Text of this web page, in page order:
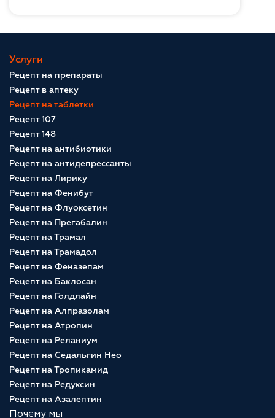
Услуги
Рецепт на препараты
Рецепт в аптеку
Рецепт на таблетки
Рецепт 107
Рецепт 148
Рецепт на антибиотики
Рецепт на антидепрессанты
Рецепт на Лирику
Рецепт на Фенибут
Рецепт на Флуоксетин
Рецепт на Прегабалин
Рецепт на Трамал
Рецепт на Трамадол
Рецепт на Феназепам
Рецепт на Баклосан
Рецепт на Голдлайн
Рецепт на Алпразолам
Рецепт на Атропин
Рецепт на Реланиум
Рецепт на Седальгин Нео
Рецепт на Тропикамид
Рецепт на Редуксин
Рецепт на Азалептин
Почему мы